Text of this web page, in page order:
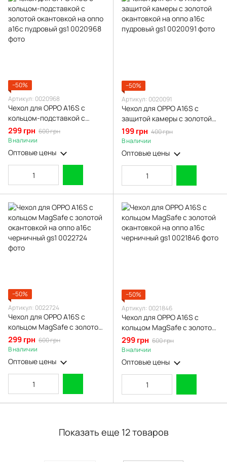
−50%
Артикул: 0020968
Чехол для OPPO A16S с
кольцом-подставкой с
золотой окантовкой на оппо
а16с пудровый gs1
299 грн 600 грн
В наличии
Оптовые цены
−50%
Артикул: 0020091
Чехол для OPPO A16S с
защитой камеры с золотой
окантовкой на оппо а16с
пудровый gs1
199 грн 400 грн
В наличии
Оптовые цены
−50%
Артикул: 0022724
Чехол для OPPO A16S с
кольцом MagSafe с золотой
окантовкой на оппо а16с
черничный gs1
299 грн 600 грн
В наличии
Оптовые цены
−50%
Артикул: 0021846
Чехол для OPPO A16S с
кольцом MagSafe с золотой
окантовкой на оппо а16с
черничный gs1
299 грн 600 грн
В наличии
Оптовые цены
Показать еще 12 товаров